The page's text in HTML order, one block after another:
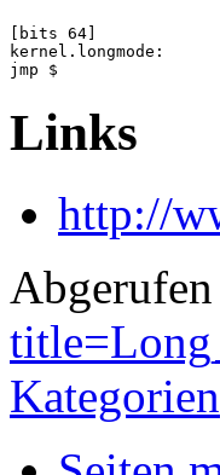
[bits 64]
kernel.longmode:	; Jetzt führen wir auch endlich 64-Bit Code aus
jmp $
Links
http://
Kategorien